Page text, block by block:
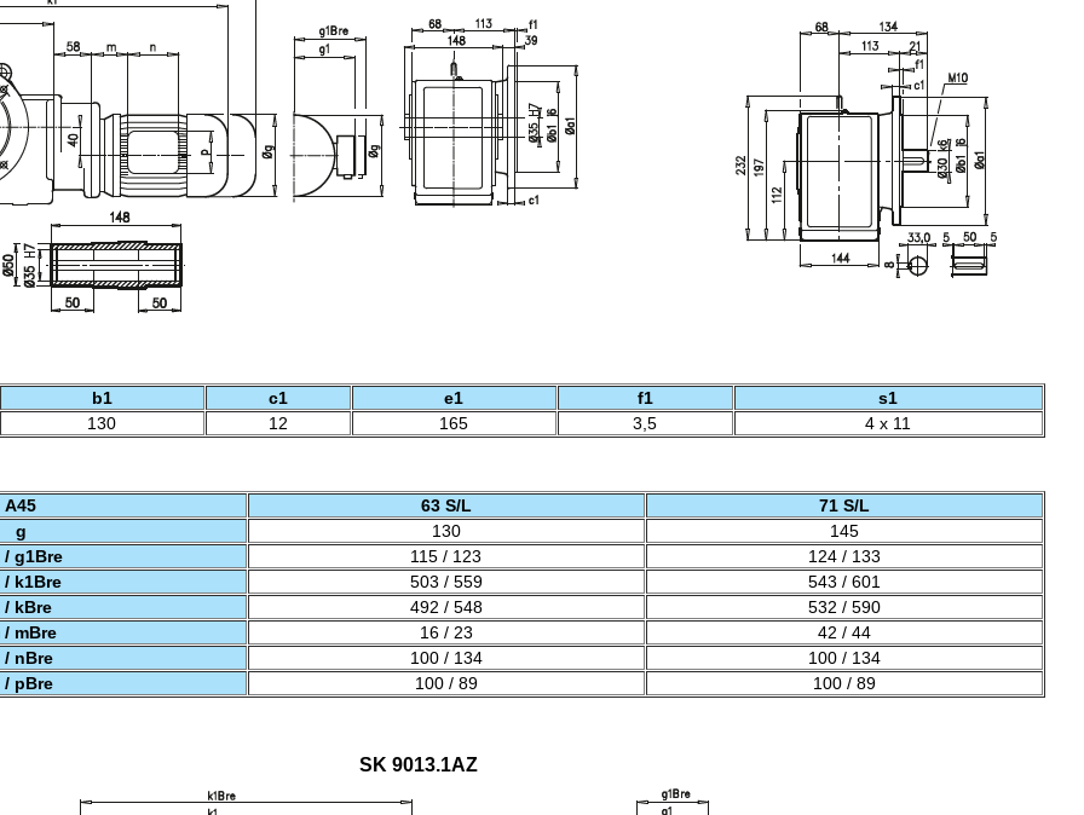
b1 c1 e1 f1
s1
130 12 165 3,5 4 x 11
A45 63 S/L
71 S/L
g
130
145
/ g1Bre
115 / 123
124 / 133
/ k1Bre
503 / 559
543 / 601
/ kBre
492 / 548
532 / 590
/ mBre
16 / 23
42 / 44
/ nBre
100 / 134
100 / 134
/ pBre
100 / 89 100 / 89
SK 9013.1AZ